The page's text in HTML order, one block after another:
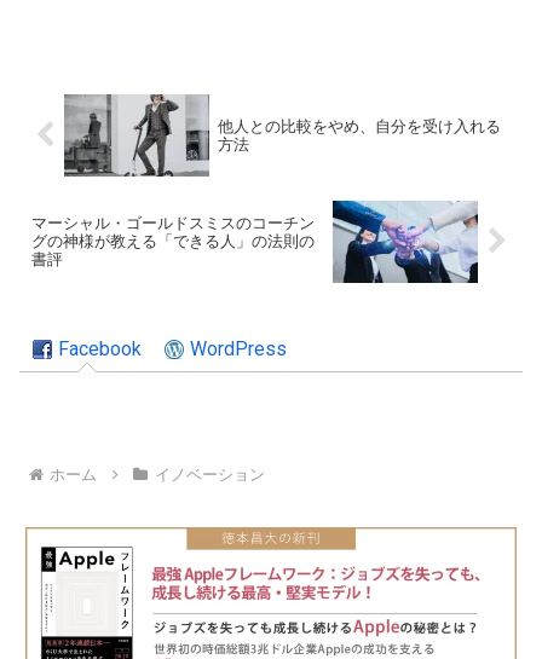
他人との比較をやめ、自分を受け入れる
方法
マーシャル・ゴールドスミスのコーチン
グの神様が教える「できる人」の法則の
書評
Facebook WordPress
ホーム イノベーション